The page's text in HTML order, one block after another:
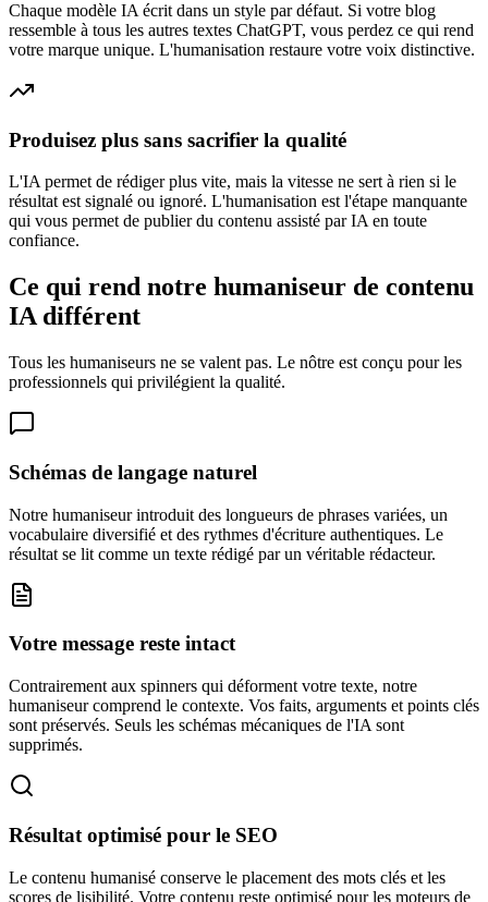
Chaque modèle IA écrit dans un style par défaut. Si votre blog
ressemble à tous les autres textes ChatGPT, vous perdez ce qui rend
votre marque unique. L'humanisation restaure votre voix distinctive.
Produisez plus sans sacrifier la qualité
L'IA permet de rédiger plus vite, mais la vitesse ne sert à rien si le
résultat est signalé ou ignoré. L'humanisation est l'étape manquante
qui vous permet de publier du contenu assisté par IA en toute
confiance.
Ce qui rend notre humaniseur de contenu
IA différent
Tous les humaniseurs ne se valent pas. Le nôtre est conçu pour les
professionnels qui privilégient la qualité.
Schémas de langage naturel
Notre humaniseur introduit des longueurs de phrases variées, un
vocabulaire diversifié et des rythmes d'écriture authentiques. Le
résultat se lit comme un texte rédigé par un véritable rédacteur.
Votre message reste intact
Contrairement aux spinners qui déforment votre texte, notre
humaniseur comprend le contexte. Vos faits, arguments et points clés
sont préservés. Seuls les schémas mécaniques de l'IA sont
supprimés.
Résultat optimisé pour le SEO
Le contenu humanisé conserve le placement des mots clés et les
scores de lisibilité. Votre contenu reste optimisé pour les moteurs de